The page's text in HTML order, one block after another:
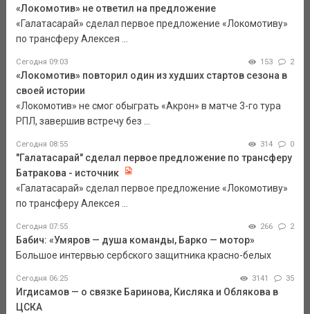
«Локомотив» не ответил на предложение
«Галатасарай» сделал первое предложение «Локомотиву»
по трансферу Алексея ...
Сегодня 09:03 153 2
«Локомотив» повторил один из худших стартов сезона в
своей истории
«Локомотив» не смог обыграть «Акрон» в матче 3-го тура
РПЛ, завершив встречу без ...
Сегодня 08:55 314 0
"Галатасарай" сделал первое предложение по трансферу
Батракова - источник
«Галатасарай» сделал первое предложение «Локомотиву»
по трансферу Алексея ...
Сегодня 07:55 266 2
Бабич: «Умяров — душа команды, Барко — мотор»
Большое интервью сербского защитника красно-белых
Сегодня 06:25 3141 35
Игдисамов — о связке Баринова, Кисляка и Облякова в
ЦСКА